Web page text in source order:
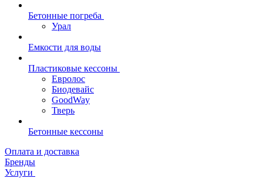
Бетонные погреба
Урал
Емкости для воды
Пластиковые кессоны
Евролос
Биодевайс
GoodWay
Тверь
Бетонные кессоны
Оплата и доставка
Бренды
Услуги